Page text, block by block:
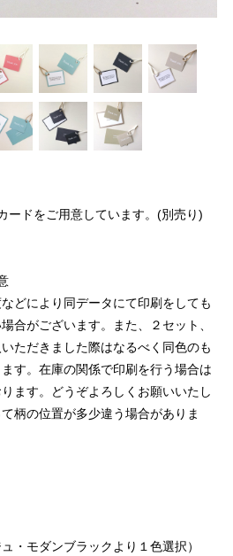
ードをご用意しています。(別売り)
どにより同データにて印刷をしても
合がございます。また、２セット、
ただきました際はなるべく同色のも
す。在庫の関係で印刷を行う場合は
ます。どうぞよろしくお願いいたし
柄の位置が多少違う場合がありま
・モダンブラックより１色選択）